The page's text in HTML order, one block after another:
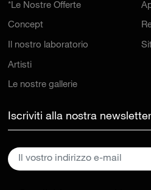
*Le Nostre Offerte
Concept
Il nostro laboratorio
Artisti
Le nostre gallerie
Iscriviti alla nostra newsletter